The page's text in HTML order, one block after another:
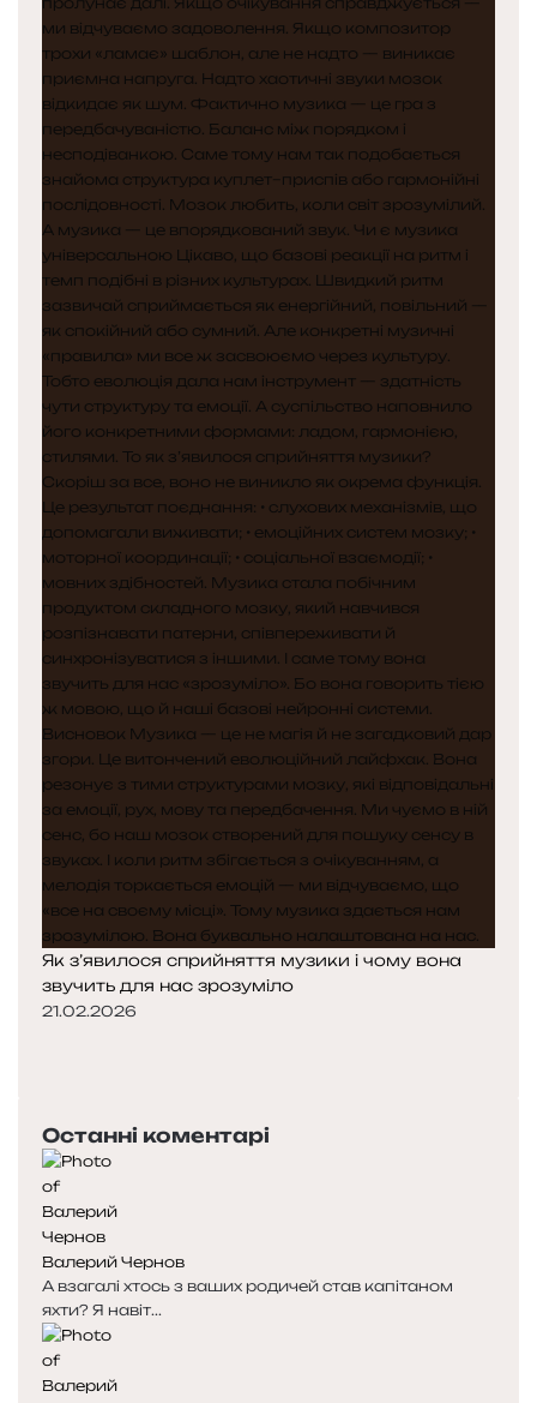
Як з’явилося сприйняття музики і чому вона
звучить для нас зрозуміло
21.02.2026
р
е
д
н
я
с
т
о
р
і
н
т
у
п
н
а
с
т
о
р
і
н
Останні коментарі
Валерий Чернов
А взагалі хтось з ваших родичей став капітаном
яхти? Я навіт...